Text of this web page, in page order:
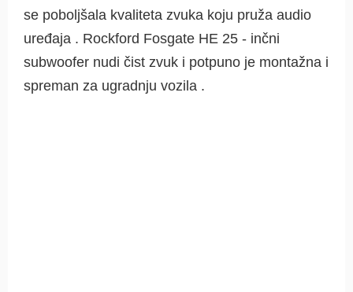
se poboljšala kvaliteta zvuka koju pruža audio
uređaja . Rockford Fosgate HE 25 - inčni
subwoofer nudi čist zvuk i potpuno je montažna i
spreman za ugradnju vozila .